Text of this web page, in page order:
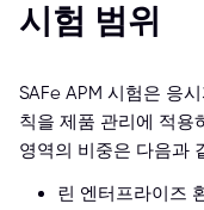
시험 범위
SAFe APM 시험은 응
칙을 제품 관리에 적용
영역의 비중은 다음과
린 엔터프라이즈